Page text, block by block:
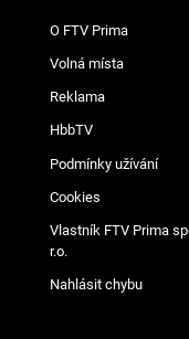
O FTV Prima
Volná místa
Reklama
HbbTV
Podmínky užívání
Cookies
Vlastník FTV Prima
r.o.
Nahlásit chybu